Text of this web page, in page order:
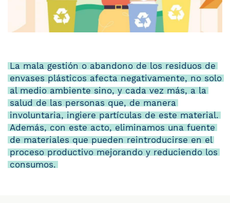
La mala gestión o abandono de los residuos de
envases plásticos afecta negativamente, no solo
al medio ambiente sino, y cada vez más, a la
salud de las personas que, de manera
involuntaria, ingiere partículas de este material.
Además, con este acto, eliminamos una fuente
de materiales que pueden reintroducirse en el
proceso productivo mejorando y reduciendo los
consumos.